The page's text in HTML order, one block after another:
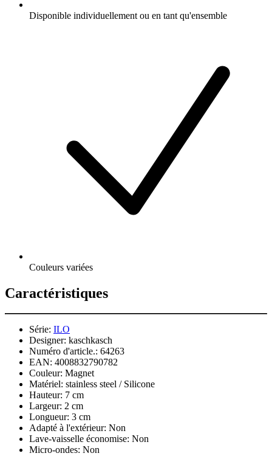
Disponible individuellement ou en tant qu'ensemble
Couleurs variées
Caractéristiques
Série: ILO
Designer: kaschkasch
Numéro d'article.: 64263
EAN: 4008832790782
Couleur: Magnet
Matériel: stainless steel / Silicone
Hauteur: 7 cm
Largeur: 2 cm
Longueur: 3 cm
Adapté à l'extérieur: Non
Lave-vaisselle économise: Non
Micro-ondes: Non